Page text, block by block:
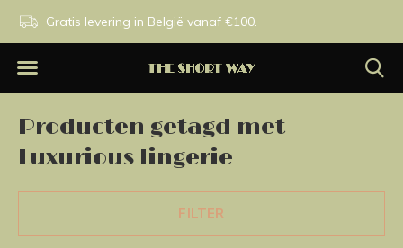
Gratis levering in België vanaf €100.
Producten getagd met
Luxurious lingerie
FILTER